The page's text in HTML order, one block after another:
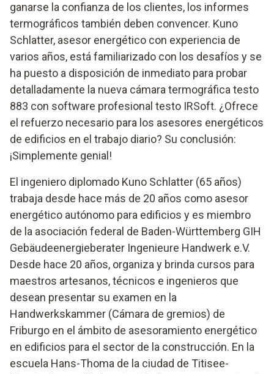
ganarse la confianza de los clientes, los informes
termográficos también deben convencer. Kuno
Schlatter, asesor energético con experiencia de
varios años, está familiarizado con los desafíos y se
ha puesto a disposición de inmediato para probar
detalladamente la nueva cámara termográfica testo
883 con software profesional testo IRSoft. ¿Ofrece
el refuerzo necesario para los asesores energéticos
de edificios en el trabajo diario? Su conclusión:
¡Simplemente genial!
El ingeniero diplomado Kuno Schlatter (65 años)
trabaja desde hace más de 20 años como asesor
energético autónomo para edificios y es miembro
de la asociación federal de Baden-Württemberg GIH
Gebäudeenergieberater Ingenieure Handwerk e.V.
Desde hace 20 años, organiza y brinda cursos para
maestros artesanos, técnicos e ingenieros que
desean presentar su examen en la
Handwerkskammer (Cámara de gremios) de
Friburgo en el ámbito de asesoramiento energético
en edificios para el sector de la construcción. En la
escuela Hans-Thoma de la ciudad de Titisee-